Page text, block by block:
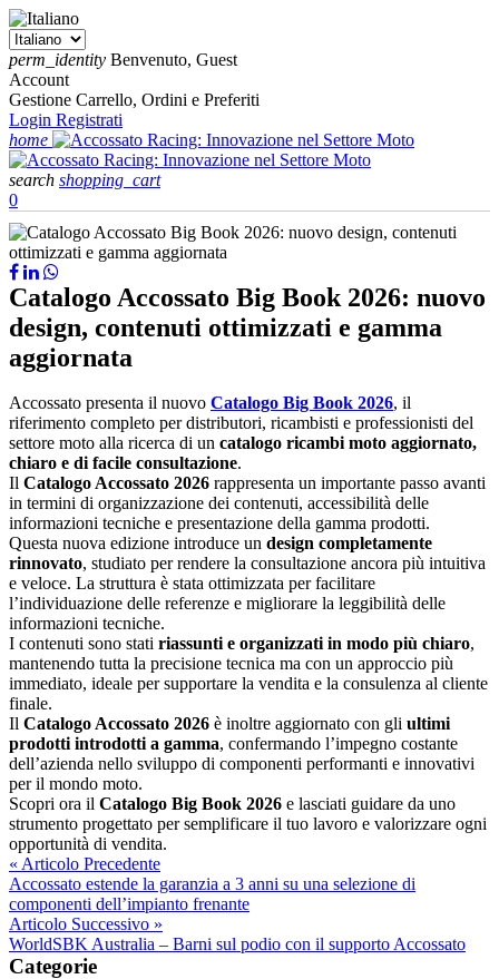
perm_identity Benvenuto, Guest
Account
Gestione Carrello, Ordini e Preferiti
Login Registrati
home
search shopping_cart
0
Catalogo Accossato Big Book 2026: nuovo
design, contenuti ottimizzati e gamma
aggiornata
Accossato presenta il nuovo Catalogo Big Book 2026, il
riferimento completo per distributori, ricambisti e professionisti del
settore moto alla ricerca di un catalogo ricambi moto aggiornato,
chiaro e di facile consultazione.
Il Catalogo Accossato 2026 rappresenta un importante passo avanti
in termini di organizzazione dei contenuti, accessibilità delle
informazioni tecniche e presentazione della gamma prodotti.
Questa nuova edizione introduce un design completamente
rinnovato, studiato per rendere la consultazione ancora più intuitiva
e veloce. La struttura è stata ottimizzata per facilitare
l’individuazione delle referenze e migliorare la leggibilità delle
informazioni tecniche.
I contenuti sono stati riassunti e organizzati in modo più chiaro,
mantenendo tutta la precisione tecnica ma con un approccio più
immediato, ideale per supportare la vendita e la consulenza al cliente
finale.
Il Catalogo Accossato 2026 è inoltre aggiornato con gli ultimi
prodotti introdotti a gamma, confermando l’impegno costante
dell’azienda nello sviluppo di componenti performanti e innovativi
per il mondo moto.
Scopri ora il Catalogo Big Book 2026 e lasciati guidare da uno
strumento progettato per semplificare il tuo lavoro e valorizzare ogni
opportunità di vendita.
« Articolo Precedente
Accossato estende la garanzia a 3 anni su una selezione di
componenti dell’impianto frenante
Articolo Successivo »
WorldSBK Australia – Barni sul podio con il supporto Accossato
Categorie